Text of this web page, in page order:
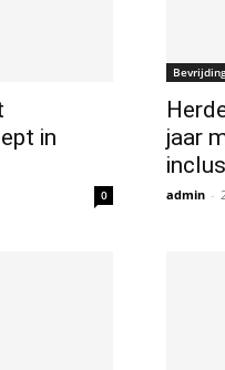
in
0
jaar
admin -